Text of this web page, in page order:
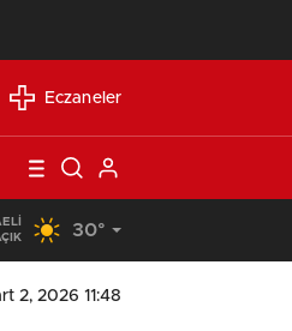
Eczaneler
Az Olanlar İçin Etkili Okuma
30°
2, 2026 11:48